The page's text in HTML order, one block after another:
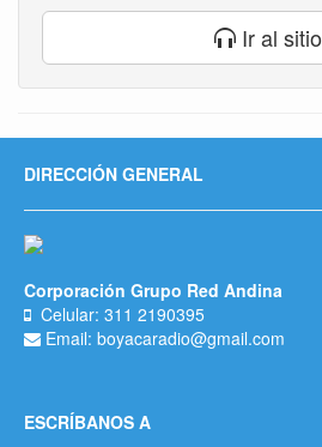
Ir al sitio
DIRECCIÓN GENERAL
Corporación Grupo Red Andina
Celular: 311 2190395
Email: boyacaradio@gmail.com
ESCRÍBANOS A